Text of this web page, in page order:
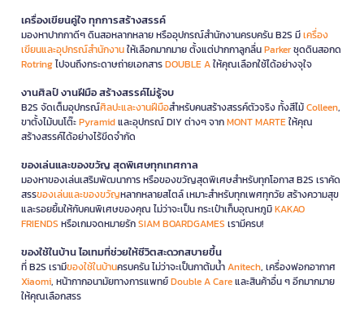
เครื่องเขียนคู่ใจ ทุกการสร้างสรรค์
มองหาปากกาดีๆ ดินสอหลากหลาย หรืออุปกรณ์สำนักงานครบครัน B2S มีเครื่อง
เขียนและอุปกรณ์สำนักงานให้เลือกมากมาย ตั้งแต่ปากกาลูกลื่นParkerชุดดินสอกด
Rotringไปจนถึงกระดาษถ่ายเอกสารDOUBLE Aให้คุณเลือกใช้ได้อย่างจุใจ
งานศิลป์ งานฝีมือ สร้างสรรค์ไม่รู้จบ
B2S จัดเต็มอุปกรณ์ศิลปะและงานฝีมือสำหรับคนสร้างสรรค์ตัวจริง ทั้งสีไม้Colleen,
ขาตั้งไม้บนโต๊ะPyramidและอุปกรณ์ DIY ต่างๆ จากMONT MARTEให้คุณ
สร้างสรรค์ได้อย่างไร้ขีดจำกัด
ของเล่นและของขวัญ สุดพิเศษทุกเทศกาล
มองหาของเล่นเสริมพัฒนาการ หรือของขวัญสุดพิเศษสำหรับทุกโอกาส B2S เราคัด
สรรของเล่นและของขวัญหลากหลายสไตล์ เหมาะสำหรับทุกเพศทุกวัย สร้างความสุข
และรอยยิ้มให้กับคนพิเศษของคุณ ไม่ว่าจะเป็น กระเป๋าเก็บอุณหภูมิKAKAO
FRIENDS หรือเกมจดหมายรักSIAM BOARDGAMES เรามีครบ!
ของใช้ในบ้าน ไอเทมที่ช่วยให้ชีวิตสะดวกสบายขึ้น
ที่ B2S เรามีของใช้ในบ้านครบครัน ไม่ว่าจะเป็นกาต้มน้ำAnitech, เครื่องฟอกอากาศ
Xiaomi, หน้ากากอนามัยทางการแพทย์Double A Careและสินค้าอื่น ๆ อีกมากมาย
ให้คุณเลือกสรร